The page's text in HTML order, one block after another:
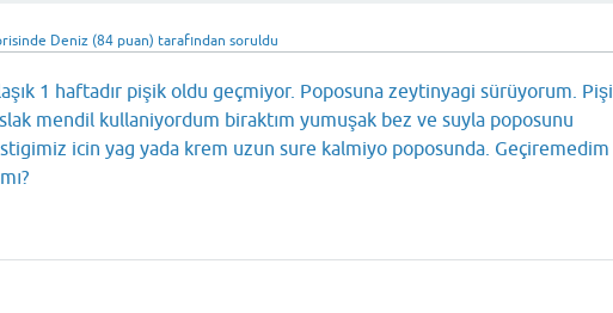
Deniz (84 puan) tarafından soruldu
1 haftadır pişik oldu geçmiyor. Poposuna zeytinyagi sürüyorum.
mendil kullaniyordum biraktım yumuşak bez ve suyla poposunu
icin yag yada krem uzun sure kalmiyo poposunda. Geçiremedim